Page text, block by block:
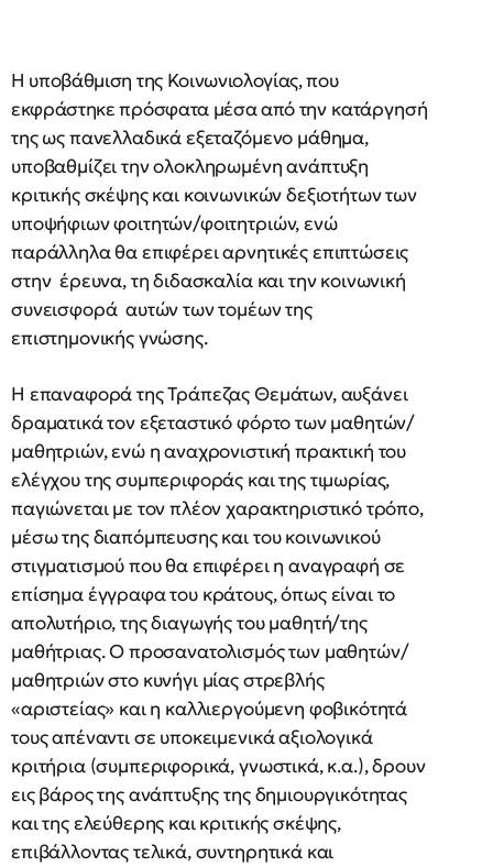
Η υποβάθμιση της Κοινωνιολογίας, που
εκφράστηκε πρόσφατα μέσα από την κατάργησή
της ως πανελλαδικά εξεταζόμενο μάθημα,
υποβαθμίζει την ολοκληρωμένη ανάπτυξη
κριτικής σκέψης και κοινωνικών δεξιοτήτων των
υποψήφιων φοιτητών/φοιτητριών, ενώ
παράλληλα θα επιφέρει αρνητικές επιπτώσεις
στην έρευνα, τη διδασκαλία και την κοινωνική
συνεισφορά αυτών των τομέων της
επιστημονικής γνώσης.
Η επαναφορά της Τράπεζας Θεμάτων, αυξάνει
δραματικά τον εξεταστικό φόρτο των μαθητών/
μαθητριών, ενώ η αναχρονιστική πρακτική του
ελέγχου της συμπεριφοράς και της τιμωρίας,
παγιώνεται με τον πλέον χαρακτηριστικό τρόπο,
μέσω της διαπόμπευσης και του κοινωνικού
στιγματισμού που θα επιφέρει η αναγραφή σε
επίσημα έγγραφα του κράτους, όπως είναι το
απολυτήριο, της διαγωγής του μαθητή/της
μαθήτριας. Ο προσανατολισμός των μαθητών/
μαθητριών στο κυνήγι μίας στρεβλής
«αριστείας» και η καλλιεργούμενη φοβικότητά
τους απέναντι σε υποκειμενικά αξιολογικά
κριτήρια (συμπεριφορικά, γνωστικά, κ.α.), δρουν
εις βάρος της ανάπτυξης της δημιουργικότητας
και της ελεύθερης και κριτικής σκέψης,
επιβάλλοντας τελικά, συντηρητικά και